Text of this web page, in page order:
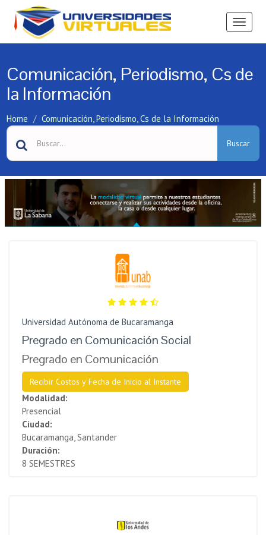
Ver
Comunicación, Periodismo, Cs de
la Información
Home Comunicación, Periodismo, Cs de la Información
Buscar
Universidad Autónoma de Bucaramanga
Pregrado en Comunicación Social
Pregrado en Comunicación
Recibir Costos y Fecha de Inicio al Instante
Modalidad:
Presencial
Ciudad:
Bucaramanga, Santander
Duración:
8 SEMESTRES